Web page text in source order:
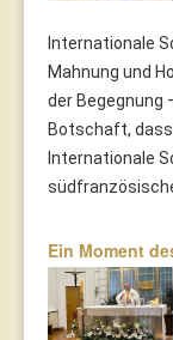
Internationale
Mahnung und
der Begegnung
Botschaft, dass
Internationale
Ein Moment